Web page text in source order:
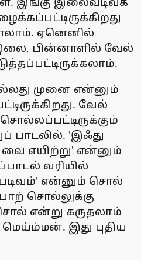
ஏனெனில்
பின்னாளில் வேல்
முனை என்னும்
வேல்
பாடலில். 'இஃது
எயிற்று' என்னும்
வரியில்
என்னும் சொல்
சொல்லுக்கு
என்று கருதலாம்
இது புதிய